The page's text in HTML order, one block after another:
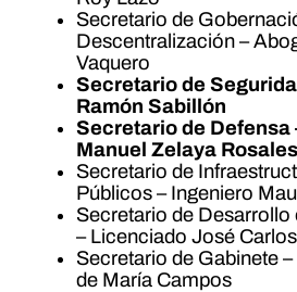
Secretario de
Descentralización –
Vaquero
Secretario de
Ramón Sabillón
Secretario de Defensa
Manuel Zelaya Rosales
Secretario de
Públicos – Ingeniero
Secretario de Desarrollo
– Licenciado José
Secretario de Gabinete
de María Campos